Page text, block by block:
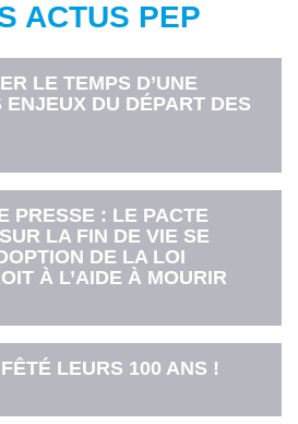
ACTUS PEP
LE TEMPS D’UNE
DU DÉPART DES
PRESSE : LE PACTE
LA FIN DE VIE SE
DE LA LOI
À L’AIDE À MOURIR
LEURS 100 ANS !